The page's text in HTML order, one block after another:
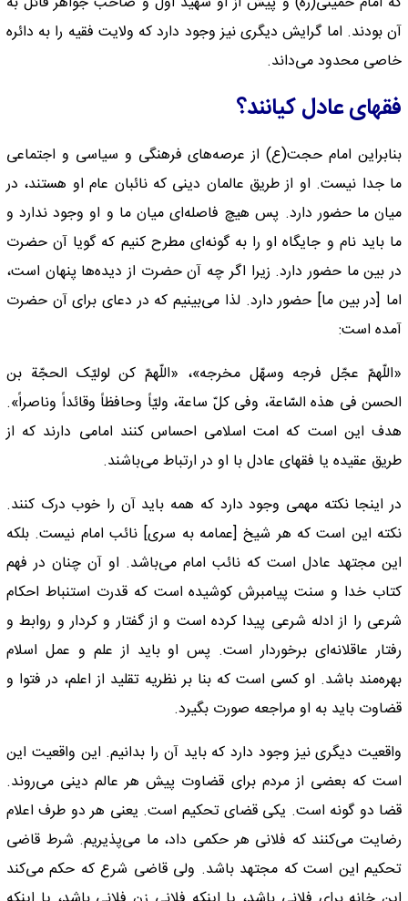
آن بودند. اما گرایش دیگری نیز وجود دارد که ولایت فقیه را به دائره
خاصی محدود می‌داند.
فقهای عادل کیانند؟
بنابراین امام حجت(ع) از عرصه‌های فرهنگی و سیاسی و اجتماعی
ما جدا نیست. او از طریق عالمان دینی که نائبان عام او هستند، در
میان ما حضور دارد. پس هیچ فاصله‌ای میان ما و او وجود ندارد و
ما باید نام و جایگاه او را به گونه‌ای مطرح کنیم که گویا آن حضرت
در بین ما حضور دارد. زیرا اگر چه آن حضرت از دیده‌ها پنهان است،
اما [در بین ما] حضور دارد. لذا می‌بینیم که در دعای برای آن حضرت
آمده است:
«اللّهمّ عجّل فرجه وسهّل مخرجه»، «اللّهمّ کن لولیّک الحجّة بن
الحسن فی هذه السّاعة، وفی کلّ ساعة، ولیّاً وحافظاً وقائداً وناصراً».
هدف این است که امت اسلامی احساس کنند امامی دارند که از
طریق عقیده یا فقهای عادل با او در ارتباط می‌باشند.
در اینجا نکته مهمی وجود دارد که همه باید آن را خوب درک کنند.
نکته این است که هر شیخ [عمامه به سری] نائب امام نیست. بلکه
این مجتهد عادل است که نائب امام می‌باشد. او آن چنان در فهم
کتاب خدا و سنت پیامبرش کوشیده است که قدرت استنباط احکام
شرعی را از ادله شرعی پیدا کرده است و از گفتار و کردار و روابط و
رفتار عاقلانه‌ای برخوردار است. پس او باید از علم و عمل اسلام
بهره‌مند باشد. او کسی است که بنا بر نظریه تقلید از اعلم، در فتوا و
قضاوت باید به او مراجعه صورت بگیرد.
واقعیت دیگری نیز وجود دارد که باید آن را بدانیم. این واقعیت این
است که بعضی از مردم برای قضاوت پیش هر عالم دینی می‌روند.
قضا دو گونه است. یکی قضای تحکیم است. یعنی هر دو طرف اعلام
رضایت می‌کنند که فلانی هر حکمی داد، ما می‌پذیریم. شرط قاضی
تحکیم این است که مجتهد باشد. ولی قاضی شرع که حکم می‌کند